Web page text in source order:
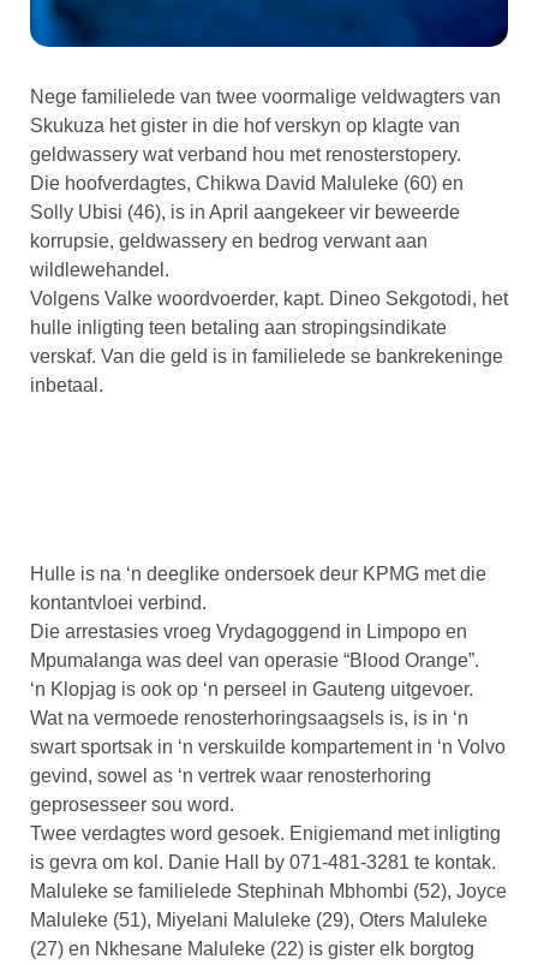
Nege familielede van twee voormalige veldwagters van
Skukuza het gister in die hof verskyn op klagte van
geldwassery wat verband hou met renosterstopery.
Die hoofverdagtes, Chikwa David Maluleke (60) en
Solly Ubisi (46), is in April aangekeer vir beweerde
korrupsie, geldwassery en bedrog verwant aan
wildlewehandel.
Volgens Valke woordvoerder, kapt. Dineo Sekgotodi, het
hulle inligting teen betaling aan stropingsindikate
verskaf. Van die geld is in familielede se bankrekeninge
inbetaal.
Hulle is na ‘n deeglike ondersoek deur KPMG met die
kontantvloei verbind.
Die arrestasies vroeg Vrydagoggend in Limpopo en
Mpumalanga was deel van operasie “Blood Orange”.
‘n Klopjag is ook op ‘n perseel in Gauteng uitgevoer.
Wat na vermoede renosterhoringsaagsels is, is in ‘n
swart sportsak in ‘n verskuilde kompartement in ‘n Volvo
gevind, sowel as ‘n vertrek waar renosterhoring
geprosesseer sou word.
Twee verdagtes word gesoek. Enigiemand met inligting
is gevra om kol. Danie Hall by 071-481-3281 te kontak.
Maluleke se familielede Stephinah Mbhombi (52), Joyce
Maluleke (51), Miyelani Maluleke (29), Oters Maluleke
(27) en Nkhesane Maluleke (22) is gister elk borgtog